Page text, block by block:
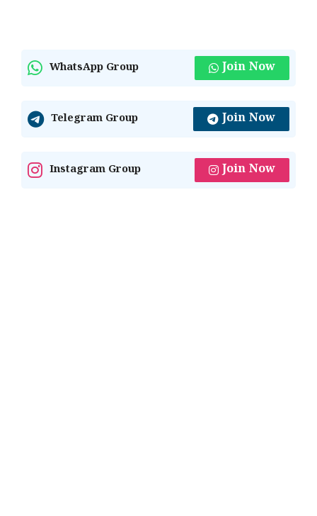
WhatsApp Group Join Now
Telegram Group Join Now
Instagram Group Join Now